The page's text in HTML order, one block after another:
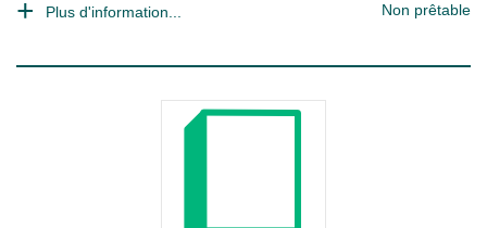
Plus d'information... Non prêtable